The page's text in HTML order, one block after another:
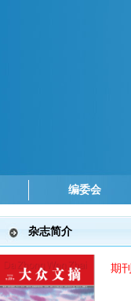
编委会
杂志简介
期